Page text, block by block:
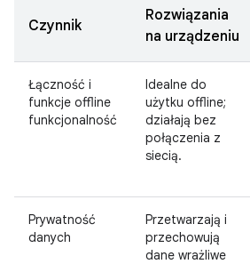
Czynnik
Rozwiązania
na urządzeniu
Łączność i
funkcje offline
funkcjonalność
Idealne do
użytku offline;
działają bez
połączenia z
siecią.
Prywatność
danych
Przetwarzają i
przechowują
dane wrażliwe